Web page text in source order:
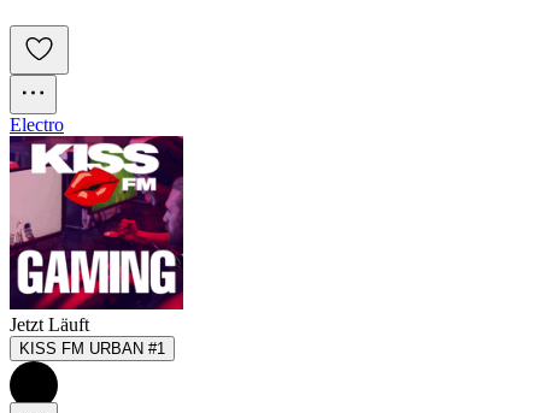
Electro
Jetzt Läuft
KISS FM URBAN #1